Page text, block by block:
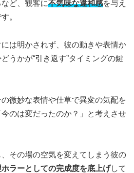
ど、観客に不気味な違和感を与え
。
は明かされず、彼の動きや表情か
うかが“引き返す”タイミングの鍵
微妙な表情や仕草で異変の気配を
のは変だったのか？」と考えさせ
その場の空気を変えてしまう彼の
ラーとしての完成度を底上げして